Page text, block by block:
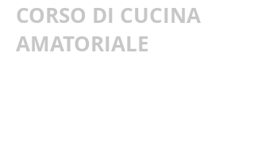
CORSO DI CUCINA
AMATORIALE